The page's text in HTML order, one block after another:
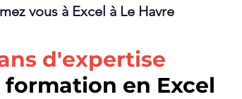
vous à Excel à Le Havre
d'expertise
formation en Excel